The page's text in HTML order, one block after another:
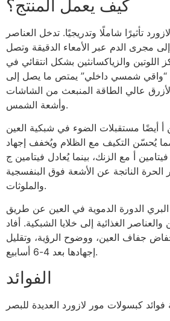
كيف يعمل المنتج؟
تأثيرًا شاملًا وتدريجيًا. تدخل العناصر
مجرى الدم عبر الأمعاء الدقيقة وتصل
اللوتين والزياكسانثين بشكل انتقائي في
“واقي شمسي داخلي” يمتص ما يصل إلى
عالي الطاقة المنبعث من الشاشات
وأشعة الشمس.
أ أيضًا مستقبلات الضوء في شبكية العين
يُحسّن التكيف مع الظلام ويُخفف إجهاد
أ مع الزنك، بينما يُعادل فيتامين ج
الحرة الناتجة عن الأشعة فوق البنفسجية
والملوثات.
الدورة الدموية في العين عن طريق
الغذائية إلى خلايا الشبكية. أفاد
جفاف العين، ووضوح الرؤية، وتقليل
إجهادها بعد 4-6 أسابيع.
الفوائد